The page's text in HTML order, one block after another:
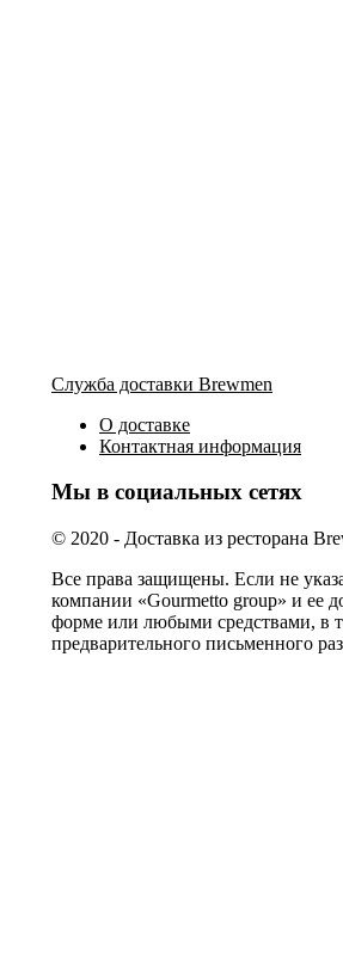
Служба доставки Brewmen
О доставке
Контактная информация
Мы в социальных сетях
© 2020 - Доставка из ресторана
Все права защищены. Если не
компании «Gourmetto group» и ее
форме или любыми средствами, в
предварительного письменного